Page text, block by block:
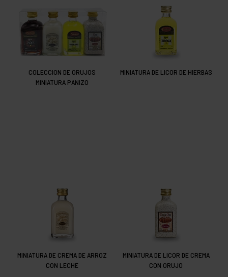
COLECCION DE ORUJOS
MINIATURA PANIZO
MINIATURA DE LICOR DE HIERBAS
MINIATURA DE CREMA DE ARROZ
CON LECHE
MINIATURA DE LICOR DE CREMA
CON ORUJO